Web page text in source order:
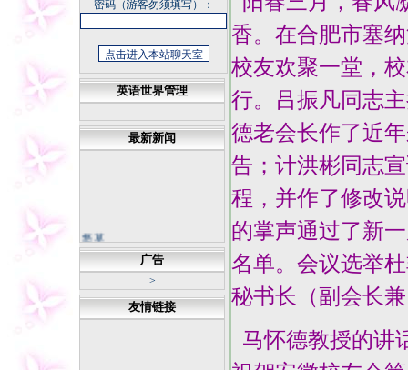
密码（游客勿须填写）：
英语世界管理
最新新闻
悠草
凤台县的建置沿革
凤台县的历史文化
天下谁人不识君
中国科幻底气来自大国重器
广告
>
友情链接
香。在合肥市塞
校友欢聚一堂，
行。吕振凡同志
德老会长作了近
告；计洪彬同志
程，并作了修改
的掌声通过了新
名单。会议选举
秘书长（副会长
马怀德教授的讲